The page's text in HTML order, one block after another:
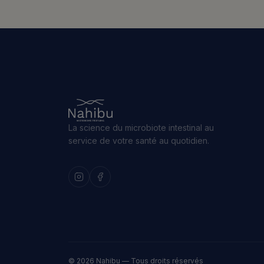
La science du microbiote intestinal au
service de votre santé au quotidien.
© 2026 Nahibu — Tous droits réservés